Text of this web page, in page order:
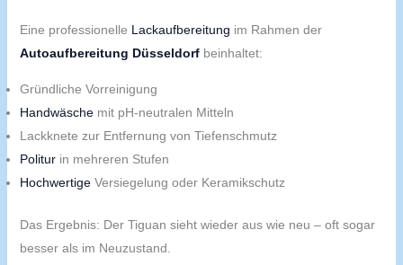
Eine professionelle Lackaufbereitung im Rahmen der
Autoaufbereitung Düsseldorfbeinhaltet:
Gründliche Vorreinigung
Handwäschemit pH-neutralen Mitteln
Lackknete zur Entfernung von Tiefenschmutz
Politurin mehreren Stufen
HochwertigeVersiegelung oder Keramikschutz
Das Ergebnis: Der Tiguan sieht wieder aus wie neu – oft sogar
besser als im Neuzustand.